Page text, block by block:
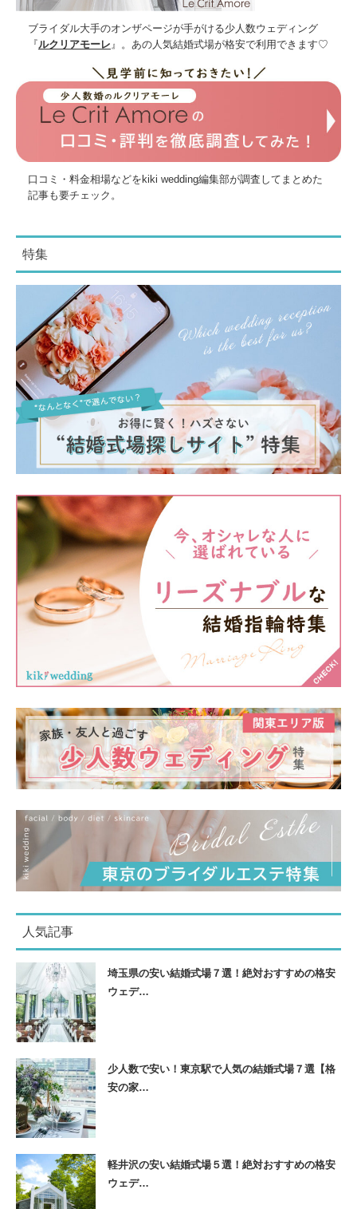
ブライダル大手のオンザページが手がける少人数ウェディング
『ルクリアモーレ 』。あの人気結婚式場が格安で利用できます♡
口コミ・料金相場などをkiki wedding編集部が調査してまとめた
記事も要チェック。
特集
人気記事
埼玉県の安い結婚式場７選！絶対おすすめの格安
ウェデ…
少人数で安い！東京駅で人気の結婚式場７選【格
安の家…
軽井沢の安い結婚式場５選！絶対おすすめの格安
ウェデ…